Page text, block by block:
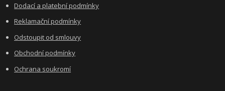
Dodací a platební podmínky
Reklamační podmínky
Odstoupit od smlouvy
Obchodní podmínky
Ochrana soukromí